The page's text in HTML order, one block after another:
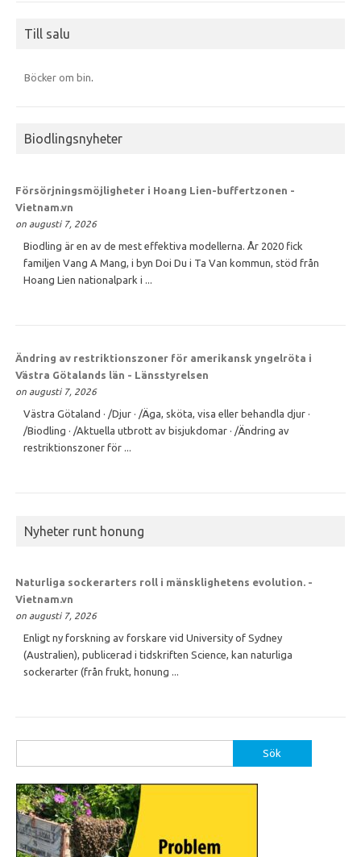
Till salu
Böcker om bin.
Biodlingsnyheter
Försörjningsmöjligheter i Hoang Lien-buffertzonen -
Vietnam.vn
on augusti 7, 2026
Biodling är en av de mest effektiva modellerna. År 2020 fick
familjen Vang A Mang, i byn Doi Du i Ta Van kommun, stöd från
Hoang Lien nationalpark i ...
Ändring av restriktionszoner för amerikansk yngelröta i
Västra Götalands län - Länsstyrelsen
on augusti 7, 2026
Västra Götaland · /Djur · /Äga, sköta, visa eller behandla djur ·
/Biodling · /Aktuella utbrott av bisjukdomar · /Ändring av
restriktionszoner för ...
Nyheter runt honung
Naturliga sockerarters roll i mänsklighetens evolution. -
Vietnam.vn
on augusti 7, 2026
Enligt ny forskning av forskare vid University of Sydney
(Australien), publicerad i tidskriften Science, kan naturliga
sockerarter (från frukt, honung ...
efter: